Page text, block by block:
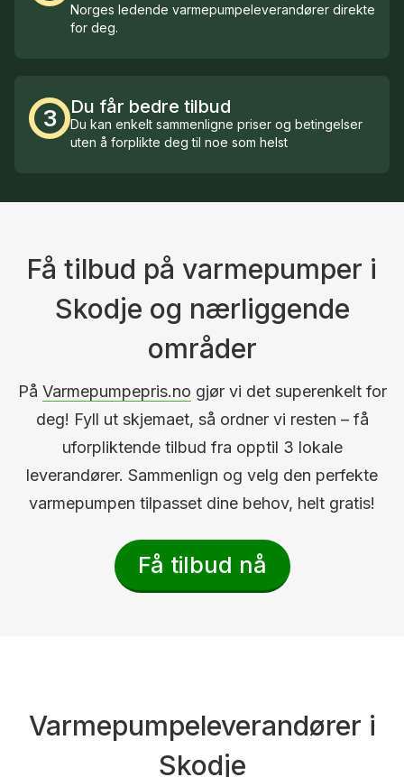
Norges ledende varmepumpeleverandører direkte
for deg.
3 Du får bedre tilbud
Du kan enkelt sammenligne priser og betingelser
uten å forplikte deg til noe som helst
Få tilbud på varmepumper i
Skodje og nærliggende
områder
På Varmepumpepris.no gjør vi det superenkelt for
deg! Fyll ut skjemaet, så ordner vi resten – få
uforpliktende tilbud fra opptil 3 lokale
leverandører. Sammenlign og velg den perfekte
varmepumpen tilpasset dine behov, helt gratis!
Få tilbud nå
Varmepumpeleverandører i
Skodje